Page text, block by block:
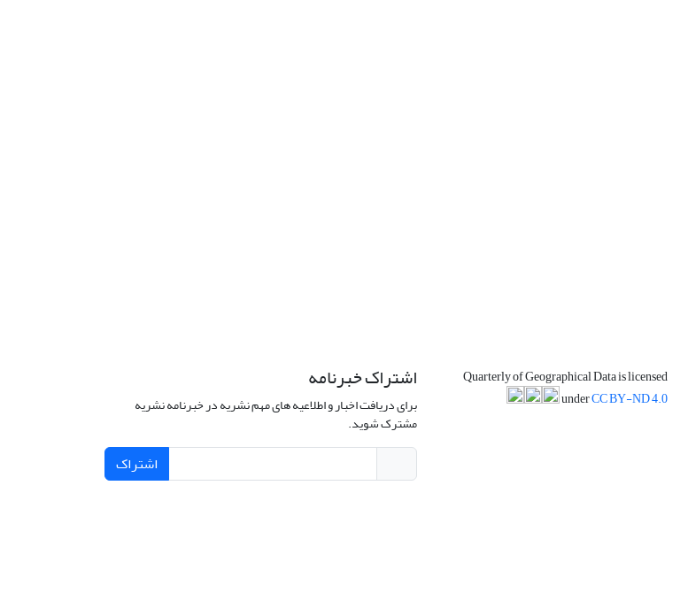
Quarterly of Geographical Data is licensed
underCC BY-ND 4.0
اشتراک خبرنامه
برای دریافت اخبار و اطلاعیه های مهم نشریه در خبرنامه نشریه
مشترک شوید.
اشتراک